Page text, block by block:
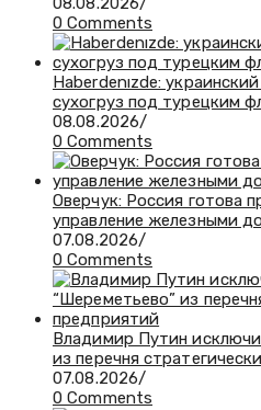
0 Comments
Haberdenızde:
сухогруз под турецким
08.08.2026/
0 Comments
Оверчук: Россия готова
управление железными
07.08.2026/
0 Comments
Владимир Путин
из перечня
07.08.2026/
0 Comments